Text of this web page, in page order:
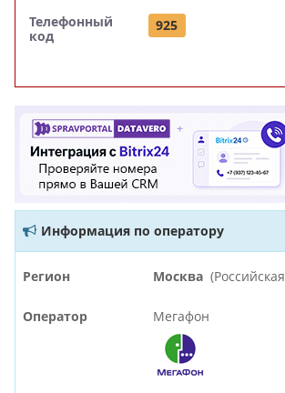
Телефонный
код
925
Информация по оператору
Регион Москва
Оператор Мегафон